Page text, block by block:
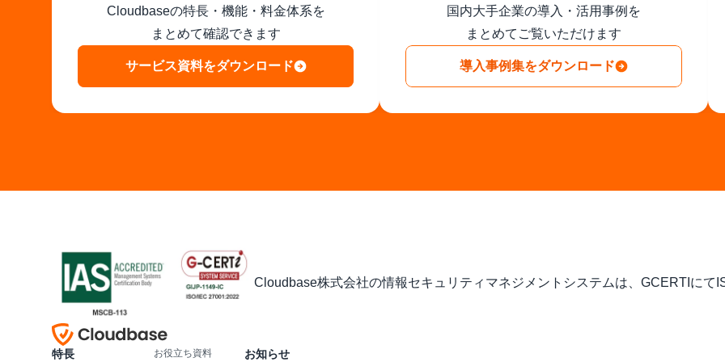
Cloudbaseの特長・機能・料金体系を
まとめて確認できます
サービス資料をダウンロード
国内大手企業の導入・活用事例を
まとめてご覧いただけます
導入事例集をダウンロード
Cloudbase株式会社の情報セキュリティマネジメントシステムは、GCERTIにて
特長 お役立ち資料 お知らせ